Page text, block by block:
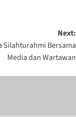
Next:
Silahturahmi Bersama
Media dan Wartawan